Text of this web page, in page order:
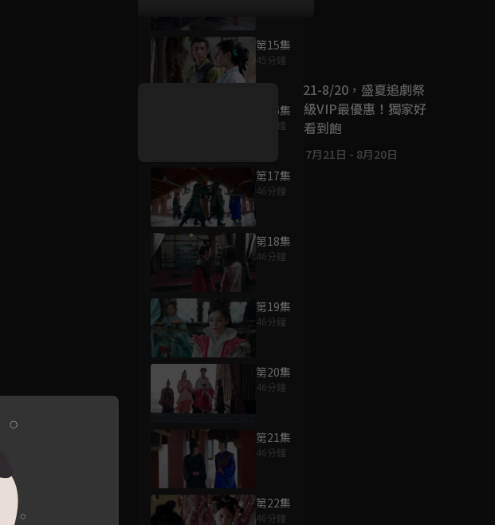
第15集
45分鐘
第16集
45分鐘
第17集
46分鐘
第18集
46分鐘
第19集
46分鐘
第20集
46分鐘
第21集
46分鐘
第22集
46分鐘
好康資訊
7/21-8/20，盛夏追劇祭
升級VIP最優惠！獨家好
戲看到飽
7月21日 - 8月20日